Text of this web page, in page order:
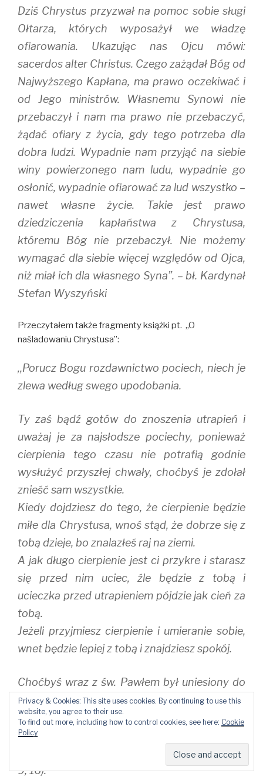
Dziś Chrystus przyzwał na pomoc sobie sługi
Ołtarza, których wyposażył we władzę
ofiarowania. Ukazując nas Ojcu mówi:
sacerdos alter Christus. Czego zażądał Bóg od
Najwyższego Kapłana, ma prawo oczekiwać i
od Jego ministrów. Własnemu Synowi nie
przebaczył i nam ma prawo nie przebaczyć,
żądać ofiary z życia, gdy tego potrzeba dla
dobra ludzi. Wypadnie nam przyjąć na siebie
winy powierzonego nam ludu, wypadnie go
osłonić, wypadnie ofiarować za lud wszystko –
nawet własne życie. Takie jest prawo
dziedziczenia kapłaństwa z Chrystusa,
któremu Bóg nie przebaczył. Nie możemy
wymagać dla siebie więcej względów od Ojca,
niż miał ich dla własnego Syna”. – bł. Kardynał
Stefan Wyszyński
Przeczytałem także fragmenty książki pt. ,,O
naśladowaniu Chrystusa”:
,,Porucz Bogu rozdawnictwo pociech, niech je
zlewa według swego upodobania.
Ty zaś bądź gotów do znoszenia utrapień i
uważaj je za najsłodsze pociechy, ponieważ
cierpienia tego czasu nie potrafią godnie
wysłużyć przyszłej chwały, choćbyś je zdołał
znieść sam wszystkie.
Kiedy dojdziesz do tego, że cierpienie będzie
miłe dla Chrystusa, wnoś stąd, że dobrze się z
tobą dzieje, bo znalazłeś raj na ziemi.
A jak długo cierpienie jest ci przykre i starasz
się przed nim uciec, źle będzie z tobą i
ucieczka przed utrapieniem pójdzie jak cień za
tobą.
Jeżeli przyjmiesz cierpienie i umieranie sobie,
wnet będzie lepiej z tobą i znajdziesz spokój.
Choćbyś wraz z św. Pawłem był uniesiony do
samego nieba, jeszcze nie będziesz
upewniony, że nie spotka cię żadna
przeciwność. Ja go pouczę mówi Jezus, jak
wiele winien wycierpieć dla imienia mego (Dz
9, 16).
Privacy & Cookies: This site uses cookies. By continuing to use this
website, you agree to their use.
To find out more, including how to control cookies, see here: Cookie
Policy